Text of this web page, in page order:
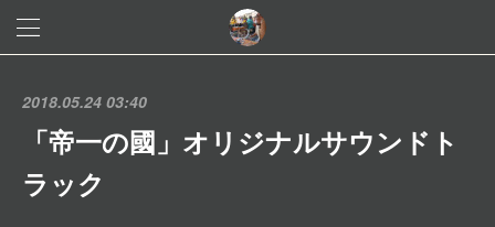
2018.05.24 03:40
「帝一の國」オリジナルサウンドト
ラック